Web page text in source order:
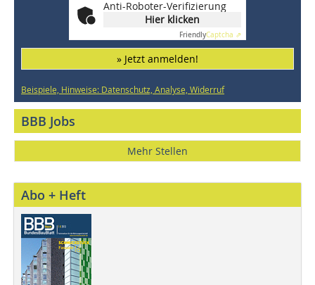
Anti-Roboter-Verifizierung
Hier klicken
FriendlyCaptcha ⇗
» Jetzt anmelden!
Beispiele, Hinweise: Datenschutz, Analyse, Widerruf
BBB Jobs
Mehr Stellen
Abo + Heft